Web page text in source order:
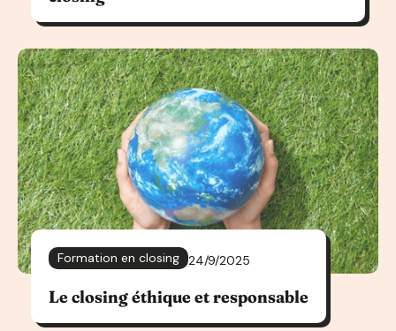
Formation en closing 24/9/2025
Le closing éthique et responsable